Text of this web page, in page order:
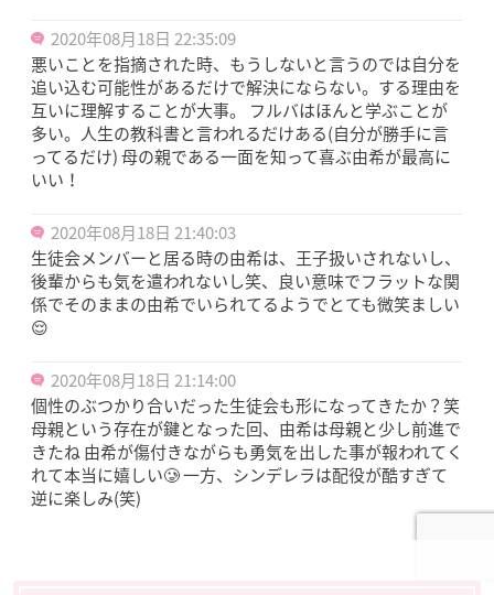
2020年08月18日 22:35:09
悪いことを指摘された時、もうしないと言うのでは自分を
追い込む可能性があるだけで解決にならない。する理由を
互いに理解することが大事。 フルバはほんと学ぶことが
多い。人生の教科書と言われるだけある(自分が勝手に言
ってるだけ) 母の親である一面を知って喜ぶ由希が最高に
いい！
2020年08月18日 21:40:03
生徒会メンバーと居る時の由希は、王子扱いされないし、
後輩からも気を遣われないし笑、良い意味でフラットな関
係でそのままの由希でいられてるようでとても微笑ましい
😌
2020年08月18日 21:14:00
個性のぶつかり合いだった生徒会も形になってきたか？笑
母親という存在が鍵となった回、由希は母親と少し前進で
きたね 由希が傷付きながらも勇気を出した事が報われてく
れて本当に嬉しい🥲 一方、シンデレラは配役が酷すぎて
逆に楽しみ(笑)